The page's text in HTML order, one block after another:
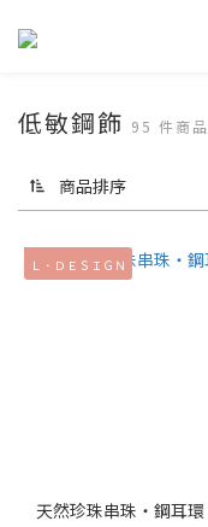
低敏鋼飾 95 件商品
商品排序
Ｌ．ＤＥＳＩＧＮ
天然珍珠串珠‧鋼耳環